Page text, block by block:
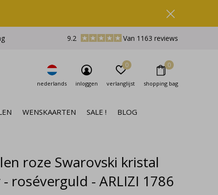
WENSKAARTEN SALE ! BLOG
nederlands inloggen verlanglijst
0
shopping bag
0
9.2 Van 1163 reviews
roze Swarovski kristal
roséverguld - ARLIZI 1786